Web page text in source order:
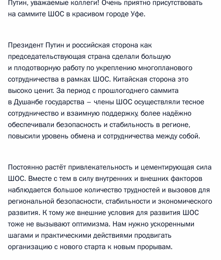
Путин, уважаемые коллеги! Очень приятно присутствовать
на саммите ШОС в красивом городе Уфе.
Президент Путин и российская сторона как
председательствующая страна сделали большую
и плодотворную работу по укреплению многопланового
сотрудничества в рамках ШОС. Китайская сторона это
высоко ценит. За период с прошлогоднего саммита
в Душанбе государства – члены ШОС осуществляли тесное
сотрудничество и взаимную поддержку, более надёжно
обеспечивали безопасность и стабильность в регионе,
повысили уровень обмена и сотрудничества между собой.
Постоянно растёт привлекательность и цементирующая сила
ШОС. Вместе с тем в силу внутренних и внешних факторов
наблюдается большое количество трудностей и вызовов для
региональной безопасности, стабильности и экономического
развития. К тому же внешние условия для развития ШОС
тоже не вызывают оптимизма. Нам нужно ускоренными
шагами и практическими действиями продвигать
организацию с нового старта к новым прорывам.